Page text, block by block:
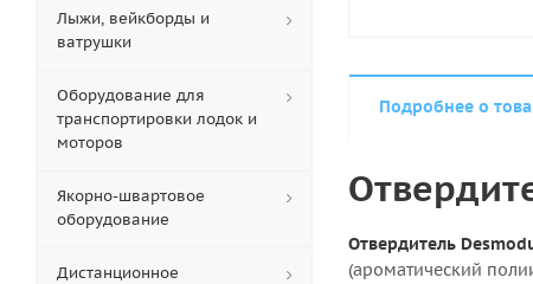
Подробнее о
Отвердитель
(ароматический
Лыжи, вейкборды и
ватрушки
Оборудование для
транспортировки лодок и
моторов
Якорно-швартовое
оборудование
Дистанционное